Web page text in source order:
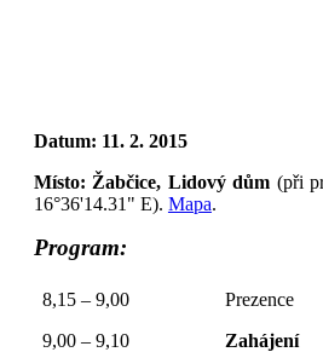
Datum: 11. 2. 2015
Místo: Žabčice, Lidový dům (při
16°36'14.31" E). Mapa.
Program:
8,15 – 9,00
Prezence
9,00 – 9,10
Zahájení